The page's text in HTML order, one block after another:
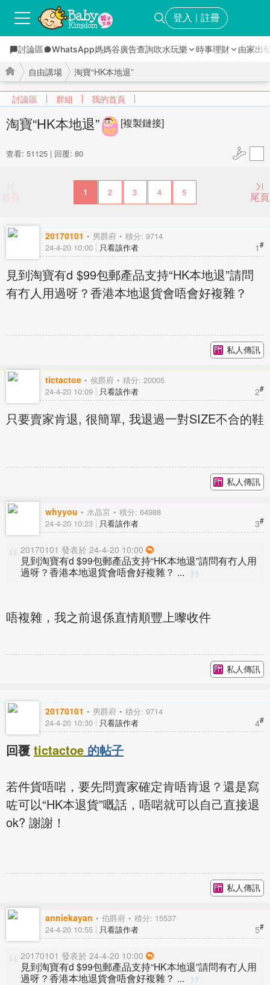
登入 ｜ 註冊
討論區 WhatsApp媽媽谷廣告查詢吹水玩樂 時事理財 由家出
討論區 群組 我的首頁
自由講場 淘寶“HK本地退”
查看: 51125 | 回覆: 80
淘寶“HK本地退” [複製鏈接]
首頁 1 2 3 4 5 尾頁
20170101 男爵府 積分: 9714
1#
24-4-20 10:00 只看該作者
見到淘寶有d $99包郵產品支持“HK本地退”請問
有冇人用過呀？香港本地退貨會唔會好複雜？
私人傳訊
tictactoe 侯爵府 積分: 20005
2#
24-4-20 10:09 只看該作者
只要賣家肯退, 很簡單, 我退過一對SIZE不合的鞋
私人傳訊
whyyou 水晶宮 積分: 64988
3#
24-4-20 10:23 只看該作者
20170101 發表於 24-4-20 10:00
見到淘寶有d $99包郵產品支持“HK本地退”請問有冇人用
過呀？香港本地退貨會唔會好複雜？ ...
唔複雜，我之前退係直情順豐上嚟收件
私人傳訊
20170101 男爵府 積分: 9714
4#
24-4-20 10:30 只看該作者
回覆 tictactoe 的帖子
若件貨唔啱，要先問賣家確定肯唔肯退？還是寫
咗可以“HK本退貨”嘅話，唔啱就可以自己直接退
ok? 謝謝！
私人傳訊
anniekayan 伯爵府 積分: 15537
5#
24-4-20 10:55 只看該作者
20170101 發表於 24-4-20 10:00
見到淘寶有d $99包郵產品支持“HK本地退”請問有冇人用
過呀？香港本地退貨會唔會好複雜？ ...